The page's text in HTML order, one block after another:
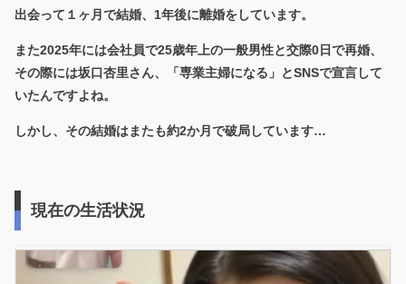
出会って１ヶ月で結婚、1年後に離婚をしています。
また2025年には会社員で25歳年上の一般男性と交際0日で再婚、
その際には坂口杏里さん、「専業主婦になる」とSNSで宣言して
いたんですよね。
しかし、その結婚はまたも約2か月で破局しています…
現在の生活状況